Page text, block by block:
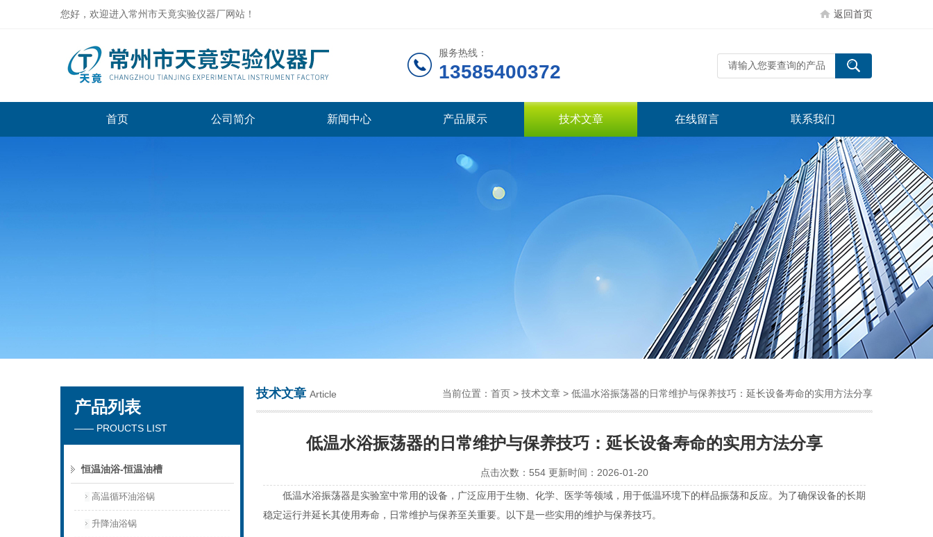
您好，欢迎进入常州市天竟实验仪器厂网站！ 返回首页
服务热线：
13585400372
首页 公司简介 新闻中心 产品展示 技术文章 在线留言 联系我们
产品列表
—— PROUCTS LIST
恒温油浴-恒温油槽
高温循环油浴锅
升降油浴锅
技术文章 Article 当前位置： 首页 > 技术文章 > 低温水浴振荡器的日常维护与保养技巧：延长设备寿命的实用方法分享
低温水浴振荡器的日常维护与保养技巧：延长设备寿命的实用方法分享
点击次数：554 更新时间：2026-01-20
低温水浴振荡器是实验室中常用的设备，广泛应用于生物、化学、医学等领域，用于低温环境下的样品振荡和反应。为了确保设备的长期
稳定运行并延长其使用寿命，日常维护与保养至关重要。以下是一些实用的维护与保养技巧。